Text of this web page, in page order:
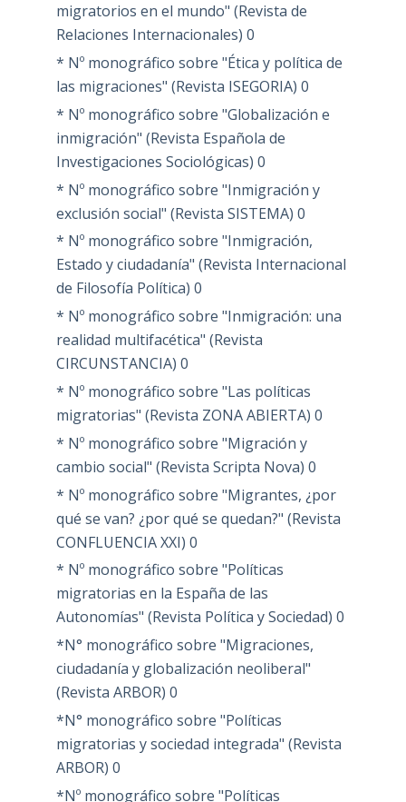
migratorios en el mundo" (Revista de
Relaciones Internacionales) 0
* Nº monográfico sobre "Ética y política de
las migraciones" (Revista ISEGORIA) 0
* Nº monográfico sobre "Globalización e
inmigración" (Revista Española de
Investigaciones Sociológicas) 0
* Nº monográfico sobre "Inmigración y
exclusión social" (Revista SISTEMA) 0
* Nº monográfico sobre "Inmigración,
Estado y ciudadanía" (Revista Internacional
de Filosofía Política) 0
* Nº monográfico sobre "Inmigración: una
realidad multifacética" (Revista
CIRCUNSTANCIA) 0
* Nº monográfico sobre "Las políticas
migratorias" (Revista ZONA ABIERTA) 0
* Nº monográfico sobre "Migración y
cambio social" (Revista Scripta Nova) 0
* Nº monográfico sobre "Migrantes, ¿por
qué se van? ¿por qué se quedan?" (Revista
CONFLUENCIA XXI) 0
* Nº monográfico sobre "Políticas
migratorias en la España de las
Autonomías" (Revista Política y Sociedad) 0
*N° monográfico sobre "Migraciones,
ciudadanía y globalización neoliberal"
(Revista ARBOR) 0
*N° monográfico sobre "Políticas
migratorias y sociedad integrada" (Revista
ARBOR) 0
*Nº monográfico sobre "Políticas